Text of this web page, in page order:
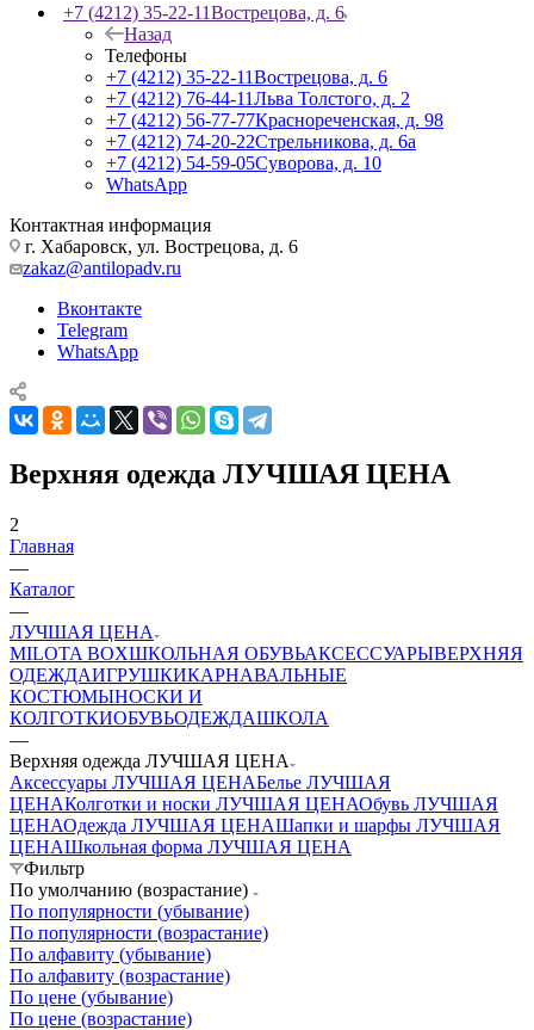
+7 (4212) 35-22-11Вострецова, д. 6
Назад
Телефоны
+7 (4212) 35-22-11Вострецова, д. 6
+7 (4212) 76-44-11Льва Толстого, д. 2
+7 (4212) 56-77-77Краснореченская, д. 98
+7 (4212) 74-20-22Стрельникова, д. 6а
+7 (4212) 54-59-05Суворова, д. 10
WhatsApp
Контактная информация
г. Хабаровск, ул. Вострецова, д. 6
zakaz@antilopadv.ru
Вконтакте
Telegram
WhatsApp
Верхняя одежда ЛУЧШАЯ ЦЕНА
2
Главная
—
Каталог
—
ЛУЧШАЯ ЦЕНА
MILOTA BOXШКОЛЬНАЯ ОБУВЬАКСЕССУАРЫВЕРХНЯЯ
ОДЕЖДАИГРУШКИКАРНАВАЛЬНЫЕ
КОСТЮМЫНОСКИ И
КОЛГОТКИОБУВЬОДЕЖДАШКОЛА
—
Верхняя одежда ЛУЧШАЯ ЦЕНА
Аксессуары ЛУЧШАЯ ЦЕНАБелье ЛУЧШАЯ
ЦЕНАКолготки и носки ЛУЧШАЯ ЦЕНАОбувь ЛУЧШАЯ
ЦЕНАОдежда ЛУЧШАЯ ЦЕНАШапки и шарфы ЛУЧШАЯ
ЦЕНАШкольная форма ЛУЧШАЯ ЦЕНА
Фильтр
По умолчанию (возрастание)
По популярности (убывание)
По популярности (возрастание)
По алфавиту (убывание)
По алфавиту (возрастание)
По цене (убывание)
По цене (возрастание)